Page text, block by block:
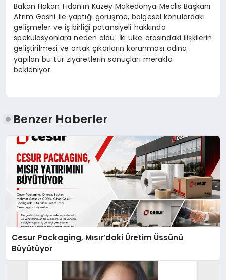
Bakan Hakan Fidan’ın Kuzey Makedonya Meclis Başkanı
Afrim Gashi ile yaptığı görüşme, bölgesel konulardaki
gelişmeler ve iş birliği potansiyeli hakkında
spekülasyonlara neden oldu. İki ülke arasındaki ilişkilerin
geliştirilmesi ve ortak çıkarların korunması adına
yapılan bu tür ziyaretlerin sonuçları merakla
bekleniyor.
Benzer Haberler
Cesur Packaging, Mısır’daki Üretim Üssünü
Büyütüyor